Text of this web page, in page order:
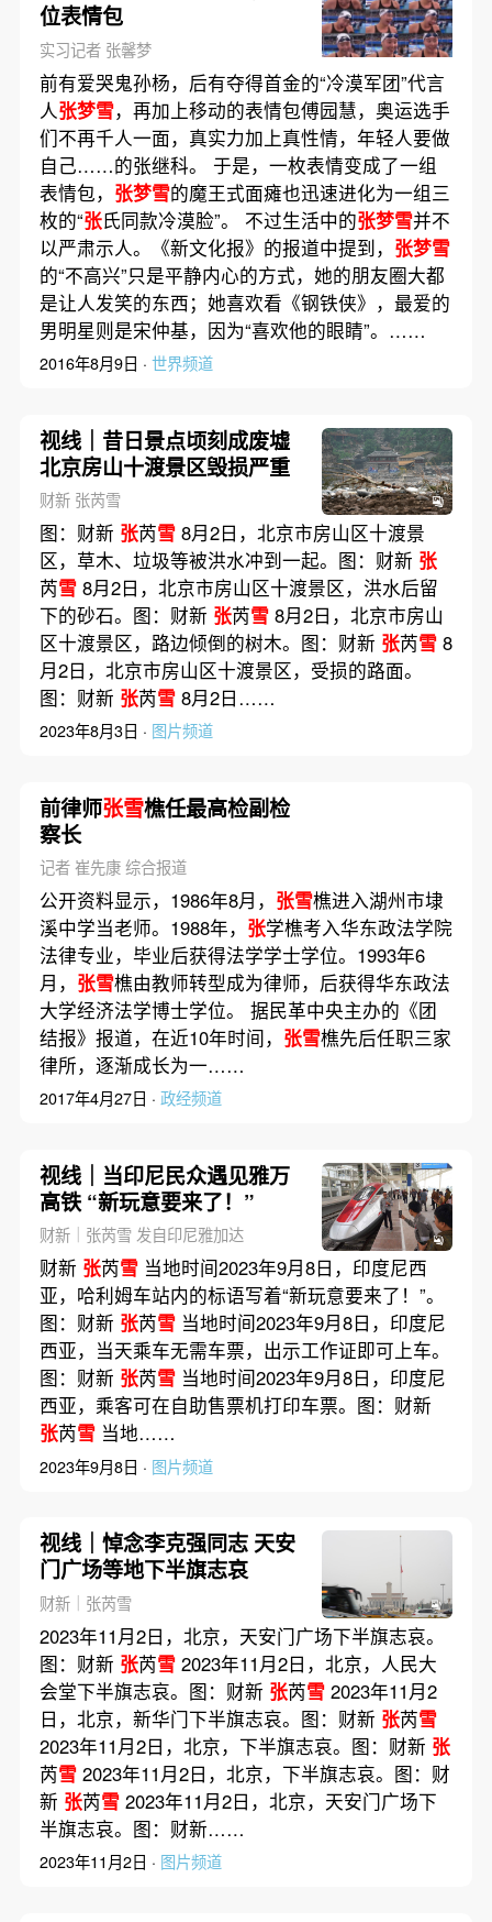
位表情包
实习记者 张馨梦
前有爱哭鬼孙杨，后有夺得首金的“冷漠军团”代言
人张梦雪，再加上移动的表情包傅园慧，奥运选手
们不再千人一面，真实力加上真性情，年轻人要做
自己……的张继科。 于是，一枚表情变成了一组
表情包， 张梦雪的魔王式面瘫也迅速进化为一组三
枚的“张氏同款冷漠脸”。 不过生活中的张梦雪并不
以严肃示人。《新文化报》的报道中提到， 张梦雪
的“不高兴”只是平静内心的方式，她的朋友圈大都
是让人发笑的东西；她喜欢看《钢铁侠》，最爱的
男明星则是宋仲基，因为“喜欢他的眼睛”。……
2016年8月9日 · 世界频道
视线｜昔日景点顷刻成废墟
北京房山十渡景区毁损严重
财新 张芮雪
图：财新 张芮雪8月2日，北京市房山区十渡景
区，草木、垃圾等被洪水冲到一起。图：财新 张
芮雪8月2日，北京市房山区十渡景区，洪水后留
下的砂石。图：财新 张芮雪8月2日，北京市房山
区十渡景区，路边倾倒的树木。图：财新 张芮雪8
月2日，北京市房山区十渡景区，受损的路面。
图：财新 张芮雪8月2日……
2023年8月3日 · 图片频道
前律师张雪樵任最高检副检
察长
记者 崔先康 综合报道
公开资料显示，1986年8月， 张雪樵进入湖州市埭
溪中学当老师。1988年， 张学樵考入华东政法学院
法律专业，毕业后获得法学学士学位。1993年6
月， 张雪樵由教师转型成为律师，后获得华东政法
大学经济法学博士学位。 据民革中央主办的《团
结报》报道，在近10年时间， 张雪樵先后任职三家
律所，逐渐成长为一……
2017年4月27日 · 政经频道
视线｜当印尼民众遇见雅万
高铁 “新玩意要来了！”
财新｜张芮雪 发自印尼雅加达
财新 张芮雪当地时间2023年9月8日，印度尼西
亚，哈利姆车站内的标语写着“新玩意要来了！”。
图：财新 张芮雪当地时间2023年9月8日，印度尼
西亚，当天乘车无需车票，出示工作证即可上车。
图：财新 张芮雪当地时间2023年9月8日，印度尼
西亚，乘客可在自助售票机打印车票。图：财新
张芮雪当地……
2023年9月8日 · 图片频道
视线｜悼念李克强同志 天安
门广场等地下半旗志哀
财新｜张芮雪
2023年11月2日，北京，天安门广场下半旗志哀。
图：财新 张芮雪2023年11月2日，北京，人民大
会堂下半旗志哀。图：财新 张芮雪2023年11月2
日，北京，新华门下半旗志哀。图：财新 张芮雪
2023年11月2日，北京，下半旗志哀。图：财新 张
芮雪2023年11月2日，北京，下半旗志哀。图：财
新 张芮雪2023年11月2日，北京，天安门广场下
半旗志哀。图：财新……
2023年11月2日 · 图片频道